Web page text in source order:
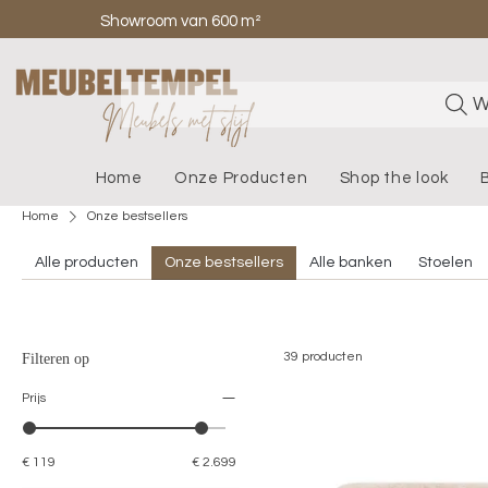
Showroom van 600 m²
Home Onze Producten Shop the look
Home Onze bestsellers
Alle producten Onze bestsellers Alle banken Stoelen
Filteren op
Prijs
€ 119 € 2.699
39 producten